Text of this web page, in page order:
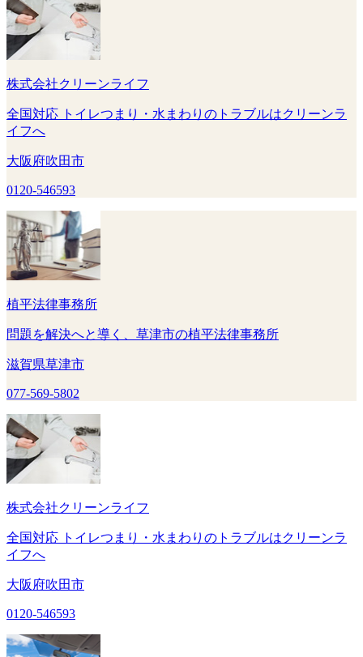
株式会社クリーンライフ
全国対応 トイレつまり・水まわりのトラブルはクリーンラ
イフへ
大阪府吹田市
0120-546593
植平法律事務所
問題を解決へと導く、草津市の植平法律事務所
滋賀県草津市
077-569-5802
株式会社クリーンライフ
全国対応 トイレつまり・水まわりのトラブルはクリーンラ
イフへ
大阪府吹田市
0120-546593